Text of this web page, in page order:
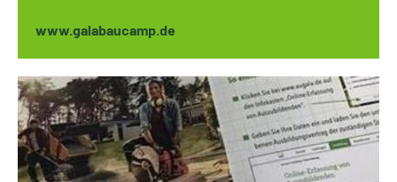
www.galabaucamp.de